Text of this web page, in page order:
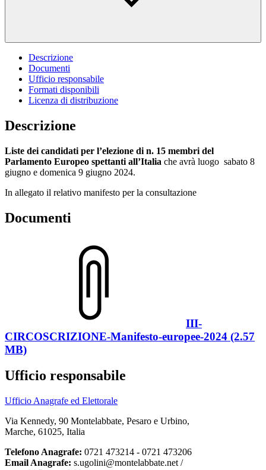
Descrizione
Documenti
Ufficio responsabile
Formati disponibili
Licenza di distribuzione
Descrizione
Liste dei candidati per l’elezione di n. 15 membri del
Parlamento Europeo spettanti all’Italia che avrà luogo sabato 8
giugno e domenica 9 giugno 2024.
In allegato il relativo manifesto per la consultazione
Documenti
III-
CIRCOSCRIZIONE-Manifesto-europee-2024 (2.57
MB)
Ufficio responsabile
Ufficio Anagrafe ed Elettorale
Via Kennedy, 90 Montelabbate, Pesaro e Urbino,
Marche, 61025, Italia
Telefono Anagrafe: 0721 473214 - 0721 473206
Email Anagrafe: s.ugolini@montelabbate.net /